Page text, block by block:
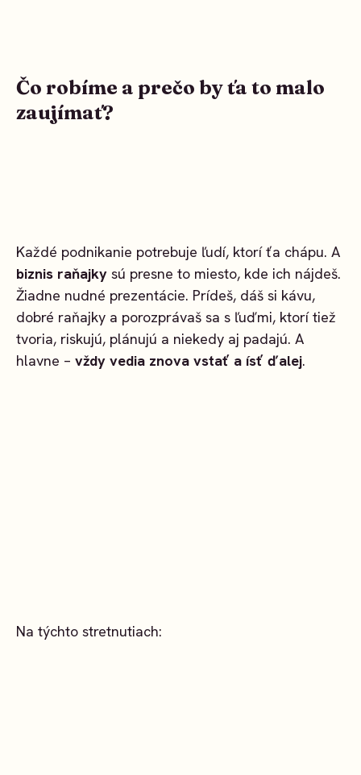
Čo robíme a prečo by ťa to malo
zaujímať?
Každé podnikanie potrebuje ľudí, ktorí ťa chápu. A
biznis raňajky sú presne to miesto, kde ich nájdeš.
Žiadne nudné prezentácie. Prídeš, dáš si kávu,
dobré raňajky a porozprávaš sa s ľuďmi, ktorí tiež
tvoria, riskujú, plánujú a niekedy aj padajú. A
hlavne – vždy vedia znova vstať a ísť ďalej.
Na týchto stretnutiach: